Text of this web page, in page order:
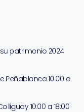
patrimonio 2024
Peñablanca 10:00 a
10:00 a 18:00